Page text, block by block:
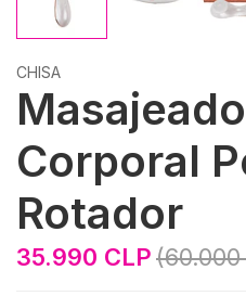
CHISA
Corporal
Rotador
35.990 CLP(60.000